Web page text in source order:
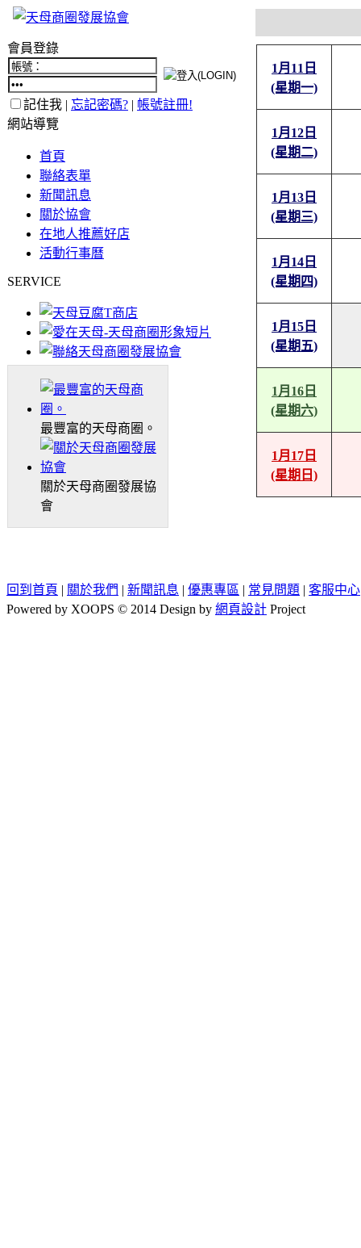
會員登錄
記住我 | 忘記密碼? | 帳號註冊!
網站導覽
首頁
聯絡表單
新聞訊息
關於協會
在地人推薦好店
活動行事曆
SERVICE
最豐富的天母商圈。
關於天母商圈發展協
會
1月11日
(星期一)
1月12日
(星期二)
1月13日
(星期三)
1月14日
(星期四)
1月15日
(星期五)
1月16日
(星期六)
1月17日
(星期日)
回到首頁 | 關於我們 | 新聞訊息 | 優惠專區 | 常見問題 | 客服中心
Powered by XOOPS © 2014 Design by 網頁設計 Project